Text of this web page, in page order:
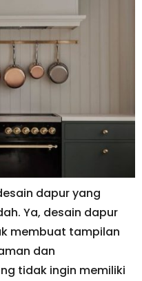
dapur yang
Ya, desain dapur
membuat tampilan
dan
tidak ingin memiliki